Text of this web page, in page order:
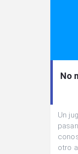
No
Un
otro